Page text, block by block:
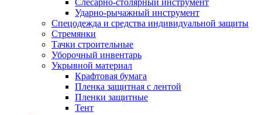
Слесарно-столярный инструмент
Ударно-рычажный инструмент
Спецодежда и средства индивидуальной защиты
Стремянки
Тачки строительные
Уборочный инвентарь
Укрывной материал
Крафтовая бумага
Пленка защитная с лентой
Пленки защитные
Тент